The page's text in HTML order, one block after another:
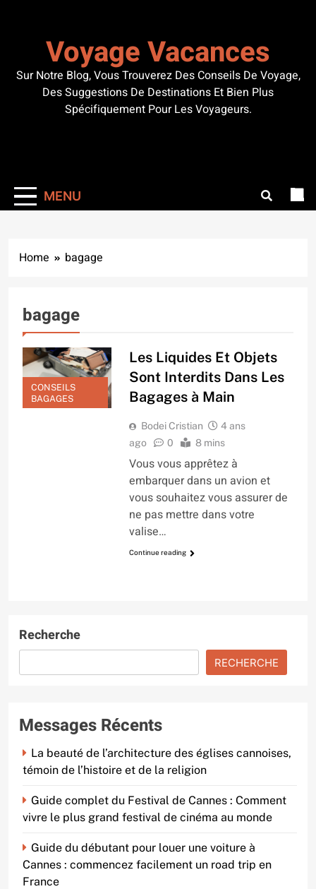
Voyage Vacances
Sur Notre Blog, Vous Trouverez Des Conseils De Voyage,
Des Suggestions De Destinations Et Bien Plus
Spécifiquement Pour Les Voyageurs.
MENU
Home bagage
bagage
CONSEILS
BAGAGES
Les Liquides Et Objets
Sont Interdits Dans Les
Bagages à Main
Bodei Cristian
4 ans
ago
0 8 mins
Vous vous apprêtez à
embarquer dans un avion et
vous souhaitez vous assurer de
ne pas mettre dans votre
valise…
Continue reading
Recherche
RECHERCHE
Messages Récents
La beauté de l’architecture des églises cannoises,
témoin de l’histoire et de la religion
Guide complet du Festival de Cannes : Comment
vivre le plus grand festival de cinéma au monde
Guide du débutant pour louer une voiture à
Cannes : commencez facilement un road trip en
France